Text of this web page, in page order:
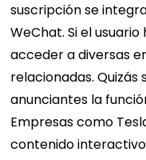
suscripción se
WeChat. Si el
acceder a diversas
relacionadas. Quizás
anunciantes la
Empresas como
contenido